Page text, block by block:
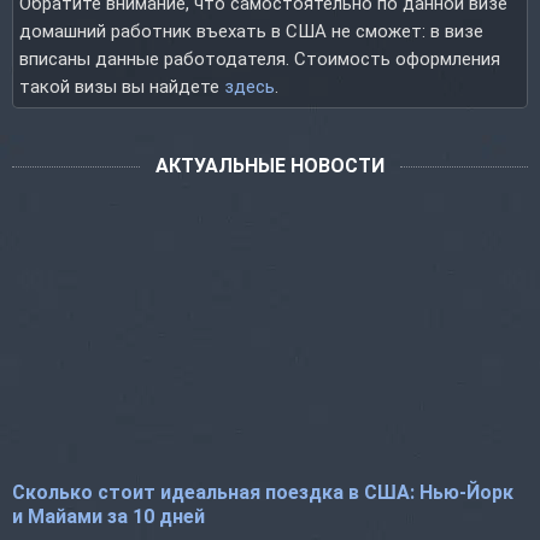
домашний работник въехать в США не сможет: в визе
вписаны данные работодателя. Стоимость оформления
такой визы вы найдете здесь
АКТУАЛЬНЫЕ НОВОСТИ
Сколько стоит идеальная поездка в США: Нью-Йорк
и Майами за 10 дней